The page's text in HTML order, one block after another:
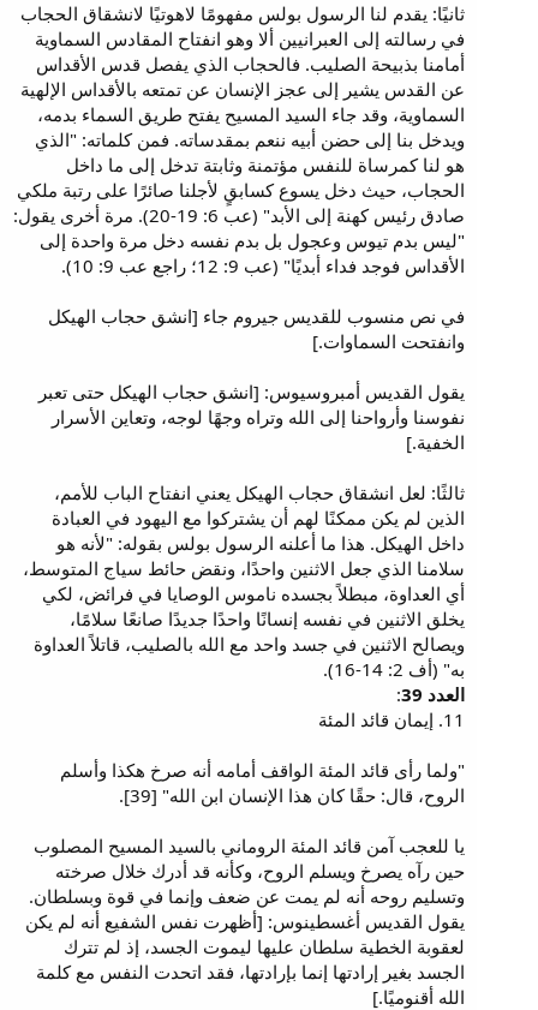
ثانيًا: يقدم لنا الرسول بولس مفهومًا لاهوتيًا لانشقاق الحجاب
في رسالته إلى العبرانيين ألا وهو انفتاح المقادس السماوية
أمامنا بذبيحة الصليب. فالحجاب الذي يفصل قدس الأقداس
عن القدس يشير إلى عجز الإنسان عن تمتعه بالأقداس الإلهية
السماوية، وقد جاء السيد المسيح يفتح طريق السماء بدمه،
ويدخل بنا إلى حضن أبيه ننعم بمقدساته. فمن كلماته: "الذي
هو لنا كمرساة للنفس مؤتمنة وثابتة تدخل إلى ما داخل
الحجاب، حيث دخل يسوع كسابقٍ لأجلنا صائرًا على رتبة ملكي
صادق رئيس كهنة إلى الأبد" (عب 6: 19-20). مرة أخرى يقول:
"ليس بدم تيوس وعجول بل بدم نفسه دخل مرة واحدة إلى
الأقداس فوجد فداء أبديًا" (عب 9: 12؛ راجع عب 9: 10).
في نص منسوب للقديس جيروم جاء [انشق حجاب الهيكل
وانفتحت السماوات.]
يقول القديس أمبروسيوس: [انشق حجاب الهيكل حتى تعبر
نفوسنا وأرواحنا إلى الله وتراه وجهًا لوجه، وتعاين الأسرار
الخفية.]
ثالثًا: لعل انشقاق حجاب الهيكل يعني انفتاح الباب للأمم،
الذين لم يكن ممكنًا لهم أن يشتركوا مع اليهود في العبادة
داخل الهيكل. هذا ما أعلنه الرسول بولس بقوله: "لأنه هو
سلامنا الذي جعل الاثنين واحدًا، ونقض حائط سياج المتوسط،
أي العداوة، مبطلاً بجسده ناموس الوصايا في فرائض، لكي
يخلق الاثنين في نفسه إنسانًا واحدًا جديدًا صانعًا سلامًا،
ويصالح الاثنين في جسد واحد مع الله بالصليب، قاتلاً العداوة
به" (أف 2: 14-16).
العدد 39
:
11. إيمان قائد المئة
"ولما رأى قائد المئة الواقف أمامه أنه صرخ هكذا وأسلم
الروح، قال: حقًا كان هذا الإنسان ابن الله" [39].
يا للعجب آمن قائد المئة الروماني بالسيد المسيح المصلوب
حين رآه يصرخ ويسلم الروح، وكأنه قد أدرك خلال صرخته
وتسليم روحه أنه لم يمت عن ضعف وإنما في قوة وبسلطان.
يقول القديس أغسطينوس: [أظهرت نفس الشفيع أنه لم يكن
لعقوبة الخطية سلطان عليها ليموت الجسد، إذ لم تترك
الجسد بغير إرادتها إنما بإرادتها، فقد اتحدت النفس مع كلمة
الله أقنوميًا.]